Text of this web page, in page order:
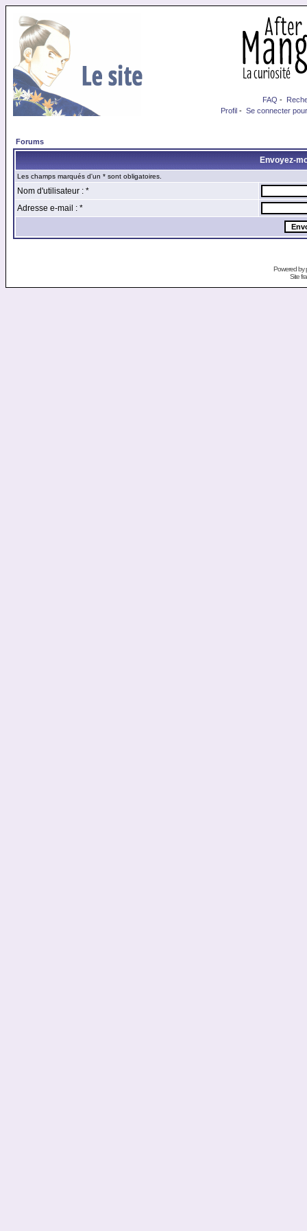
FAQ -
Profil - Se connecter
Forums
Envoyez-
Les champs marqués d'un * sont obligatoires.
Nom d'utilisateur : *
Adresse e-mail : *
Powered by
Site